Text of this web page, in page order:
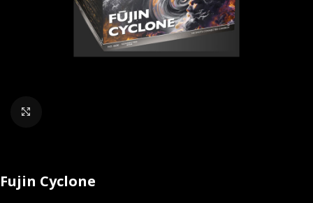
Fujin Cyclone